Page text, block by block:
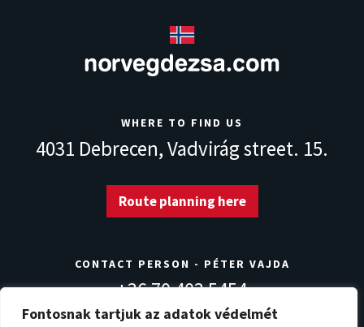
Fontosnak tartjuk az adatok védelmét
WHERE TO FIND US
4031 Debrecen,Vadvirág street. 15.
Route planning here
CONTACT PERSON - PÉTER VAJDA
+36 70 403 5454
info@norvegdezsa.com